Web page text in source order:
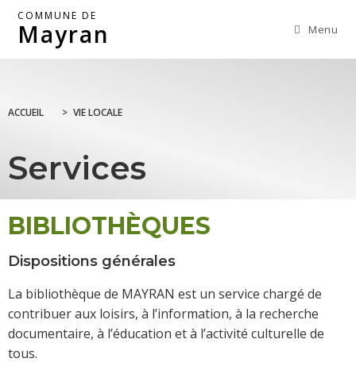
COMMUNE DE
Mayran Menu
ACCUEIL > VIE LOCALE
Services
BIBLIOTHÈQUES
Dispositions générales
La bibliothèque de MAYRAN est un service chargé de
contribuer aux loisirs, à l’information, à la recherche
documentaire, à l’éducation et à l’activité culturelle de
tous.